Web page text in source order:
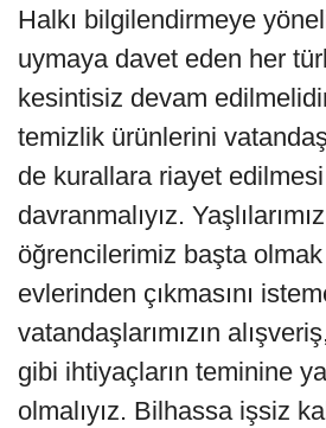
Halkı bilgilendirmeye
uymaya davet eden her
kesintisiz devam
temizlik ürünlerini
de kurallara riayet
davranmalıyız.
öğrencilerimiz başta
evlerinden çıkmasını
vatandaşlarımızın
gibi ihtiyaçların teminine
olmalıyız. Bilhassa işsiz